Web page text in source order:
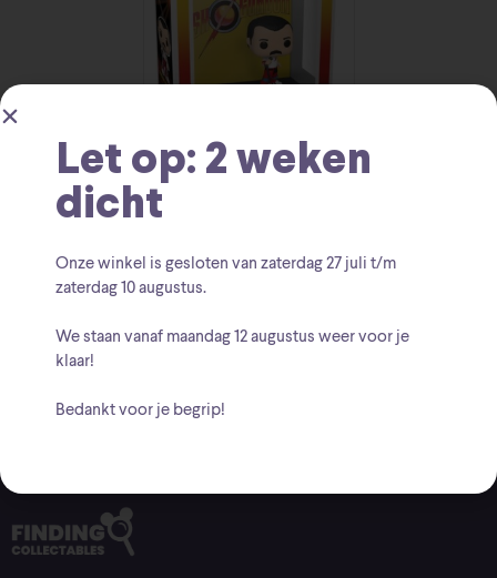
Queen Flash Gordon
Let op: 2 weken
dicht
Onze winkel is gesloten van zaterdag27 juli t/m
zaterdag 10 augustus.
We staan vanaf maandag 12 augustus weer voor je
klaar!
Bedankt voor je begrip!